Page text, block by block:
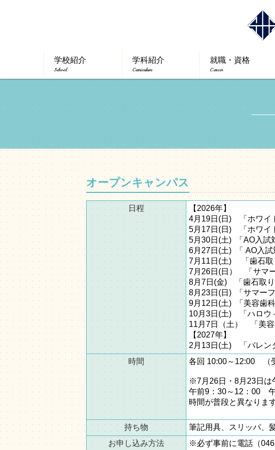
学校紹介
School
学科紹介
Curriculum
就職・資格
Career
オープンキャンパス
日程
【2026年】
4月19日(日) 「ホワイ
5月17日(日) 「ホワイ
5月30日(土) 「AO入試
6月27日(土) 「 AO入試
7月11日(土) 「歯石取
7月26日(日） 「サマ
8月7日(金) 「歯石取り
8月23日(日) 「サマー
9月12日(土) 「美容歯
10月3日(土) 「ハロウ
11月7日（土） 「美容
【2027年】
2月13日(土) 「バレン
時間
各回 10:00～12:00 （
※7月26日・8月23日は
午前9：30～12：00
時間が普段と異なりま
持ち物
筆記用具、スリッパ、
お申し込み方法
※必ず事前に電話（